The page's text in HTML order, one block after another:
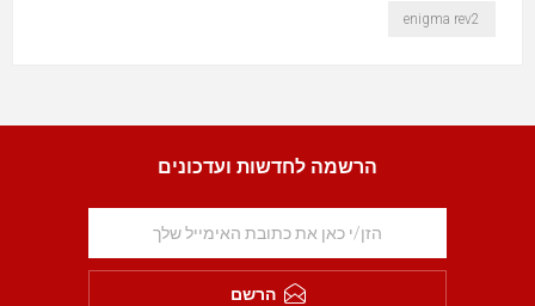
enigma rev2
הרשמה לחדשות ועדכונים
הרשם